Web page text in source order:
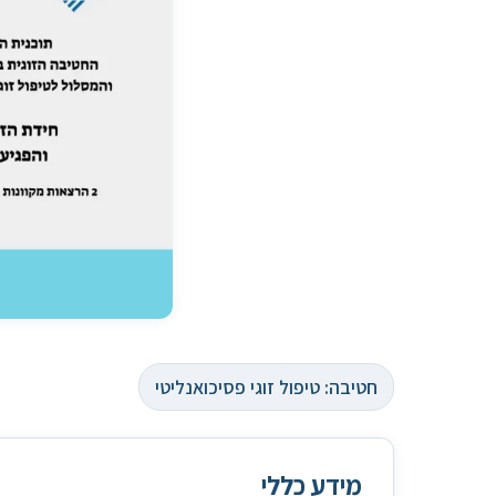
חטיבה: טיפול זוגי פסיכואנליטי
מידע כללי